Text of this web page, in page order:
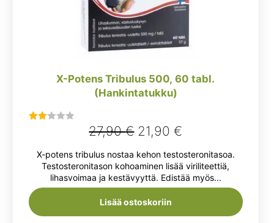
X-Potens Tribulus 500, 60 tabl.
(Hankintatukku)
2.00
27,90€ Alkuperäinen
hinta
oli:
27,90 €.
21,90€
hinta
on:
21,90 €.
X-potens tribulus nostaa kehon testosteronitasoa.
Testosteronitason kohoaminen lisää viriliteettiä,
lihasvoimaa ja kestävyyttä. Edistää myös...
Lisää ostoskoriin